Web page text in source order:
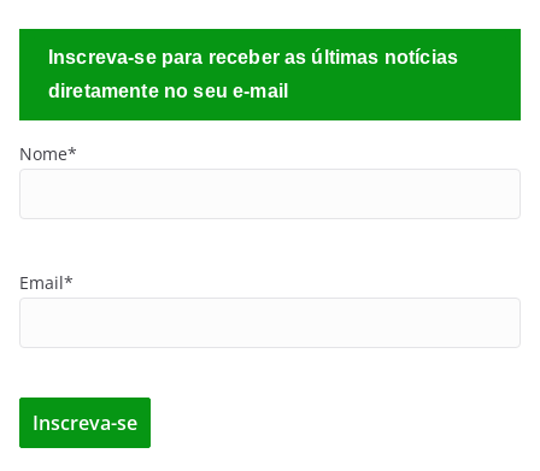
Inscreva-se para receber as últimas notícias
diretamente no seu e-mail
Nome*
Email*